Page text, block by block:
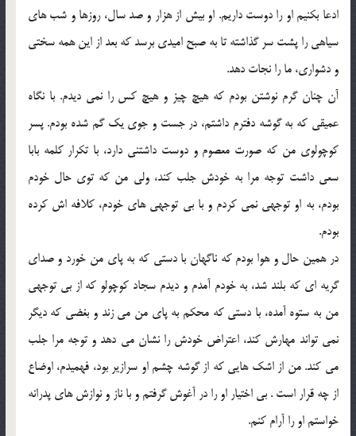
ادعا بکنيم او را دوست داريم. او بيش از هزار و صد سال، روزها و شب هاي
سياهي را پشت سر گذاشته تا به صبح اميدي برسد که بعد از اين همه سختي
و دشواري، ما را نجات دهد.
آن چنان گرم نوشتن بودم که هيچ چيز و هيچ کس را نمي ديدم. با نگاه
عميقي که به گوشه دفترم داشتم، در جست و جوي يک گم شده بودم. پسر
کوچولوي من که صورت معصوم و دوست داشتني دارد، با تکرار کلمه بابا
سعي داشت توجه مرا به خودش جلب کند، ولي من که توي حال خودم
بودم، به او توجهي نمي کردم و با بي توجهي هاي خودم، کلافه اش کرده
بودم.
در همين حال و هوا بودم که ناگهان با دستي که به پاي من خورد و صداي
گريه اي که بلند شد، به خودم آمدم و ديدم سجاد کوچولو که از بي توجهي
من به ستوه آمده، با دستي که محکم به پاي من مي زند و بغضي که ديگر
نمي تواند مهارش کند، اعتراض خودش را نشان مي دهد و توجه مرا جلب
مي کند. من از اشک هايي که از گوشه چشم او سرازير بود، فهميدم، اوضاع
از چه قرار است . بي اختيار او را در آغوش گرفتم و با ناز و نوازش هاي پدرانه
خواستم او را آرام کنم.